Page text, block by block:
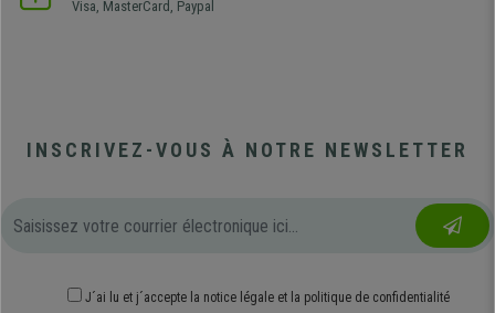
Visa, MasterCard, Paypal
INSCRIVEZ-VOUS À NOTRE NEWSLETTER
J´ai lu et j´accepte la notice légale et la politique de confidentialité